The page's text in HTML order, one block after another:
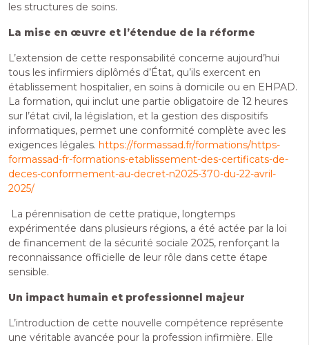
les structures de soins.
La mise en œuvre et l’étendue de la réforme
L’extension de cette responsabilité concerne aujourd’hui
tous les infirmiers diplômés d’État, qu’ils exercent en
établissement hospitalier, en soins à domicile ou en EHPAD.
La formation, qui inclut une partie obligatoire de 12 heures
sur l’état civil, la législation, et la gestion des dispositifs
informatiques, permet une conformité complète avec les
exigences légales. https://formassad.fr/formations/https-
formassad-fr-formations-etablissement-des-certificats-de-
deces-conformement-au-decret-n2025-370-du-22-avril-
2025/
La pérennisation de cette pratique, longtemps
expérimentée dans plusieurs régions, a été actée par la loi
de financement de la sécurité sociale 2025, renforçant la
reconnaissance officielle de leur rôle dans cette étape
sensible.
Un impact humain et professionnel majeur
L’introduction de cette nouvelle compétence représente
une véritable avancée pour la profession infirmière. Elle